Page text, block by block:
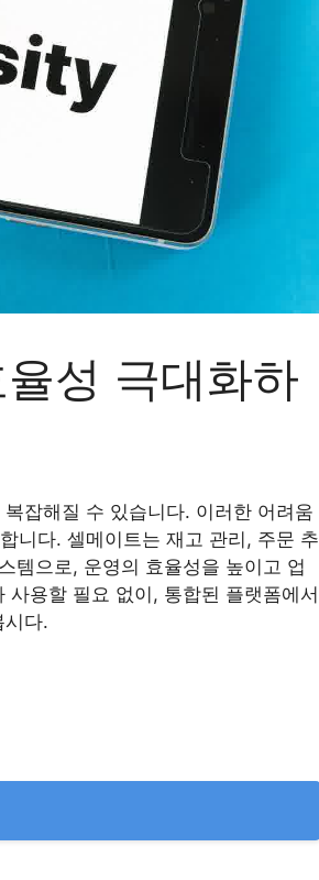
성 극대화하
잡해질 수 있습니다. 이러한 어려움
니다. 셀메이트는 재고 관리, 주문 추
템으로, 운영의 효율성을 높이고 업
용할 필요 없이, 통합된 플랫폼에서
시다.